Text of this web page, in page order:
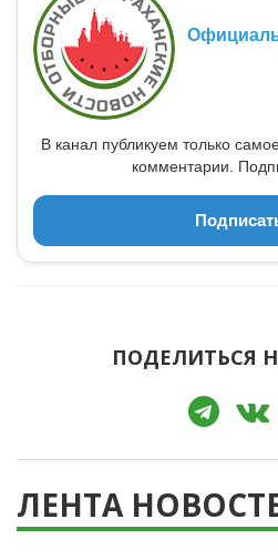
В канал публикуем только
комментарии.
ПОДЕЛИТЬСЯ
ЛЕНТА